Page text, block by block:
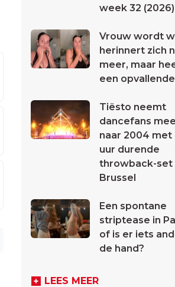
week 32 (2026)
Vrouw wordt
herinnert zich
meer, maar
een
Tiësto neemt
dancefans
naar 2004 met
uur durende
throwback-set
Brussel
Een spontane
striptease in
of is er iets
de hand?
LEES MEER